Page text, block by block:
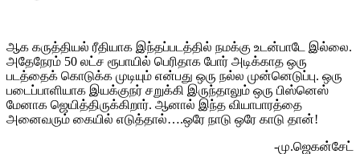
ஆக கருத்தியல் ரீதியாக இந்தப்படத்தில் நமக்கு உடன்பாடே இல்லை.
அதேநேரம் 50 லட்ச ரூபாயில் பெரிதாக போர் அடிக்காத ஒரு
படத்தைக் கொடுக்க முடியும் என்பது ஒரு நல்ல முன்னெடுப்பு. ஒரு
படைப்பாளியாக இயக்குநர் சறுக்கி இருந்தாலும் ஒரு பிஸ்னெஸ்
மேனாக ஜெயித்திருக்கிறார். ஆனால் இந்த வியாபாரத்தை
அனைவரும் கையில் எடுத்தால்….ஒரே நாடு ஒரே காடு தான்!
-மு.ஜெகன்சேட்